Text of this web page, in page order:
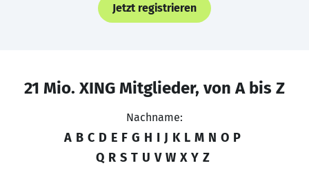
Jetzt registrieren
21 Mio. XING Mitglieder, von A bis Z
Nachname:
A B C D E F G H I J K L M N O P
Q R S T U V W X Y Z